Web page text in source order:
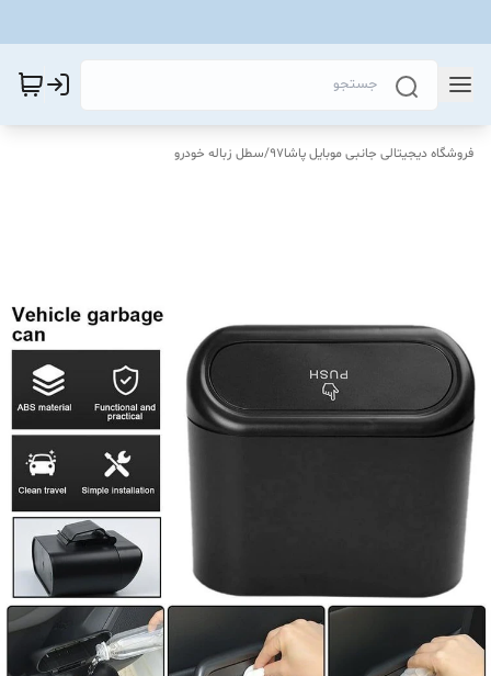
فروشگاه دیجیتالی جانبی موبایل پاشا97 /سطل زباله خودرو